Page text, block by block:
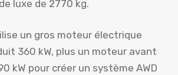
luxe de 2770 kg.
un gros moteur électrique
360 kW, plus un moteur avant
kW pour créer un système AWD